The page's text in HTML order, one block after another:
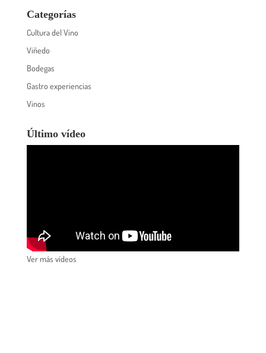
Categorías
Cultura del Vino
Viñedo
Bodegas
Gastro experiencias
Vinos
Último vídeo
Ver más vídeos